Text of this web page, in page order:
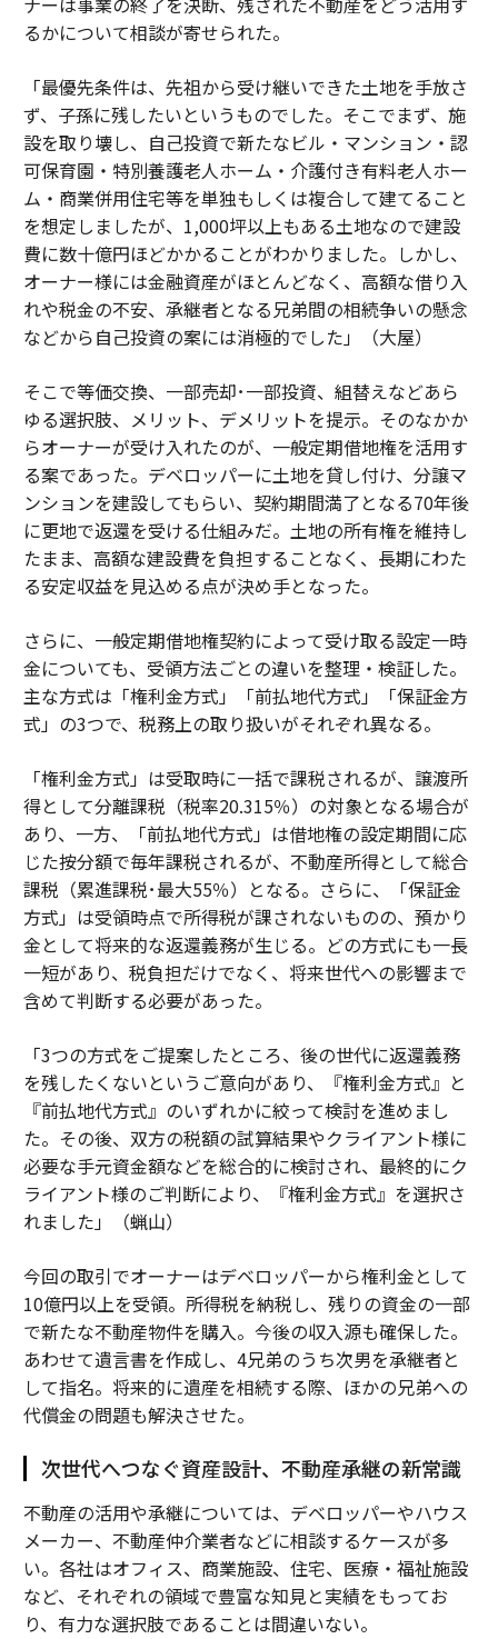
るかについて相談が寄せられた。
「最優先条件は、先祖から受け継いできた土地を手放さ
ず、子孫に残したいというものでした。そこでまず、施
設を取り壊し、自己投資で新たなビル・マンション・認
可保育園・特別養護老人ホーム・介護付き有料老人ホー
ム・商業併用住宅等を単独もしくは複合して建てること
を想定しましたが、1,000坪以上もある土地なので建設
費に数十億円ほどかかることがわかりました。しかし、
オーナー様には金融資産がほとんどなく、高額な借り入
れや税金の不安、承継者となる兄弟間の相続争いの懸念
などから自己投資の案には消極的でした」（大屋）
そこで等価交換、一部売却･一部投資、組替えなどあら
ゆる選択肢、メリット、デメリットを提示。そのなかか
らオーナーが受け入れたのが、一般定期借地権を活用す
る案であった。デベロッパーに土地を貸し付け、分譲マ
ンションを建設してもらい、契約期間満了となる70年後
に更地で返還を受ける仕組みだ。土地の所有権を維持し
たまま、高額な建設費を負担することなく、長期にわた
る安定収益を見込める点が決め手となった。
さらに、一般定期借地権契約によって受け取る設定一時
金についても、受領方法ごとの違いを整理・検証した。
主な方式は「権利金方式」「前払地代方式」「保証金方
式」の3つで、税務上の取り扱いがそれぞれ異なる。
「権利金方式」は受取時に一括で課税されるが、譲渡所
得として分離課税（税率20.315％）の対象となる場合が
あり、一方、「前払地代方式」は借地権の設定期間に応
じた按分額で毎年課税されるが、不動産所得として総合
課税（累進課税･最大55％）となる。さらに、「保証金
方式」は受領時点で所得税が課されないものの、預かり
金として将来的な返還義務が生じる。どの方式にも一長
一短があり、税負担だけでなく、将来世代への影響まで
含めて判断する必要があった。
「3つの方式をご提案したところ、後の世代に返還義務
を残したくないというご意向があり、『権利金方式』と
『前払地代方式』のいずれかに絞って検討を進めまし
た。その後、双方の税額の試算結果やクライアント様に
必要な手元資金額などを総合的に検討され、最終的にク
ライアント様のご判断により、『権利金方式』を選択さ
れました」（蝋山）
今回の取引でオーナーはデベロッパーから権利金として
10億円以上を受領。所得税を納税し、残りの資金の一部
で新たな不動産物件を購入。今後の収入源も確保した。
あわせて遺言書を作成し、4兄弟のうち次男を承継者と
して指名。将来的に遺産を相続する際、ほかの兄弟への
代償金の問題も解決させた。
次世代へつなぐ資産設計、不動産承継の新常識
不動産の活用や承継については、デベロッパーやハウス
メーカー、不動産仲介業者などに相談するケースが多
い。各社はオフィス、商業施設、住宅、医療・福祉施設
など、それぞれの領域で豊富な知見と実績をもってお
り、有力な選択肢であることは間違いない。